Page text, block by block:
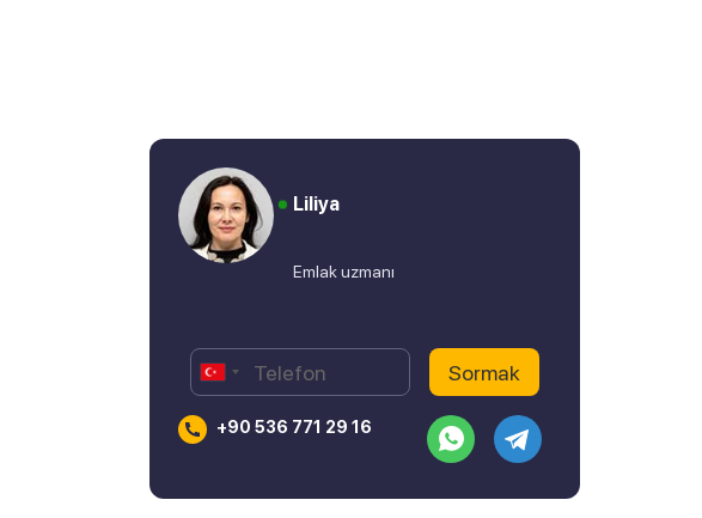
Liliya
Emlak uzmanı
+90 536 771 29 16